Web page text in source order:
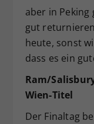
aber in Peking
gut
heute, sonst
dass es ein
Ram/
Wien-Titel
Der Finaltag